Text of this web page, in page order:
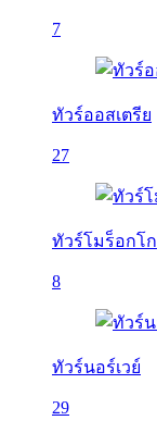
7
ทัวร์ออสเตรีย
27
ทัวร์โมร็อกโก
8
ทัวร์นอร์เวย์
29